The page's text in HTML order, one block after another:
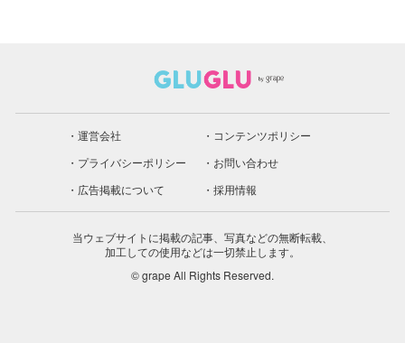
運営会社
コンテンツポリシー
プライバシーポリシー
お問い合わせ
広告掲載について
採用情報
当ウェブサイトに掲載の記事、写真などの無断転載、
加工しての使用などは一切禁止します。
© grape All Rights Reserved.